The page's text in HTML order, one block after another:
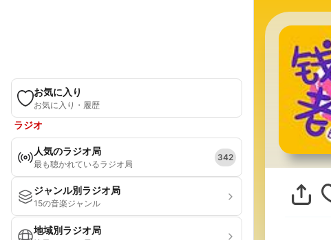
お気に入り
お気に入り・履歴
ラジオ
人気のラジオ局
最も聴かれているラジオ局
342
ジャンル別ラジオ局
15の音楽ジャンル
地域別ラジオ局